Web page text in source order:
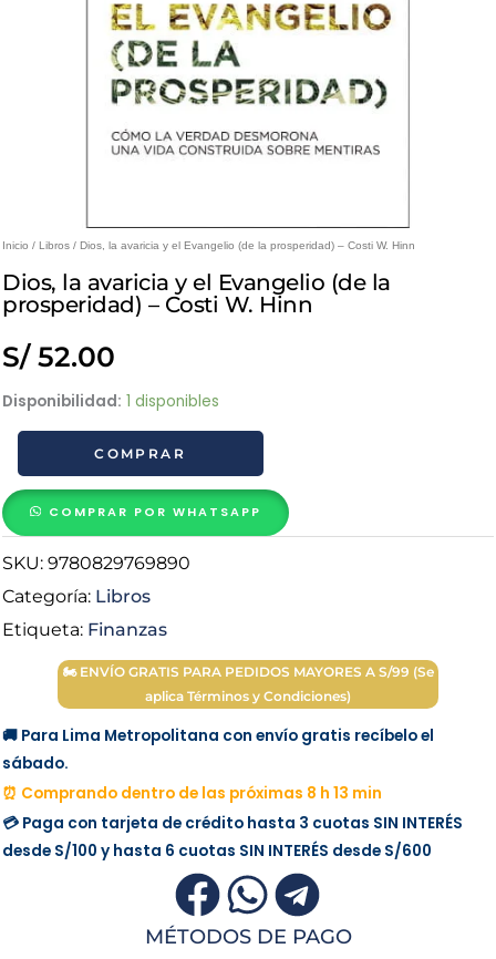
Inicio / Libros / Dios, la avaricia y el Evangelio (de la prosperidad) – Costi W. Hinn
Dios, la avaricia y el Evangelio (de la
prosperidad) – Costi W. Hinn
S/52.00
Disponibilidad: 1 disponibles
Dios,
el
Evangelio
(de
la
prosperidad)
Hinn
cantidad
COMPRAR
COMPRAR POR WHATSAPP
SKU: 9780829769890
Categoría: Libros
Etiqueta: Finanzas
🏍 ENVÍO GRATIS PARA PEDIDOS MAYORES A S/99 (Se
aplica Términos y Condiciones)
🚚 Para Lima Metropolitana con envío gratis recíbelo el
sábado.
⏰ Comprando dentro de las próximas 8 h 13 min
💳 Paga con tarjeta de crédito hasta 3 cuotas SIN INTERÉS
desde S/100 y hasta 6 cuotas SIN INTERÉS desde S/600
MÉTODOS DE PAGO